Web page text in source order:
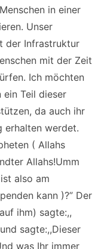
in einer
Unser
der Infrastruktur
mit der Zeit
Ich möchten
Teil dieser
da auch ihr
erhalten werdet.
( Allahs
Allahs!Umm
also am
kann )?” Der
ihm) sagte:,,
sagte:,,Dieser
was Ihr immer